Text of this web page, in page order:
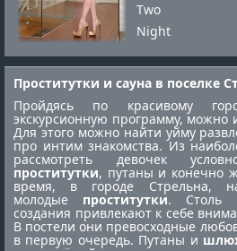
Two
Night
Проститутки и сауна в поселке
Пройдясь по красивому
экскурсионную программу, можно
Для этого можно найти уйму
про интим знакомства. Из
рассмотреть девочек
проститутки, путаны и конечно
время, в городе Стрельна,
молодые проститутки. Столь
создания привлекают к себе
В постели они превосходные
в первую очередь. Путаны и